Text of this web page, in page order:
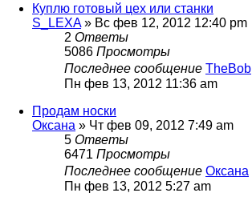
Куплю готовый цех или станки
S_LEXA» Вс фев 12, 2012 12:40 pm
2 Ответы
5086 Просмотры
Последнее сообщение TheBob
Пн фев 13, 2012 11:36 am
Продам носки
Оксана » Чт фев 09, 2012 7:49 am
5 Ответы
6471 Просмотры
Последнее сообщение Оксана
Пн фев 13, 2012 5:27 am